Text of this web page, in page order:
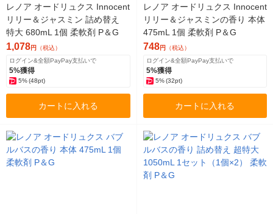
レノア オードリュクス Innocent
リリー＆ジャスミン 詰め替え
特大 680mL 1個 柔軟剤 P＆G
1,078円 （税込）
ログイン&全額PayPay支払いで
5%獲得
5%(48pt)
カートに入れる
レノア オードリュクス Innocent
リリー＆ジャスミンの香り 本体
475mL 1個 柔軟剤 P＆G
748円 （税込）
ログイン&全額PayPay支払いで
5%獲得
5% (32pt)
カートに入れる